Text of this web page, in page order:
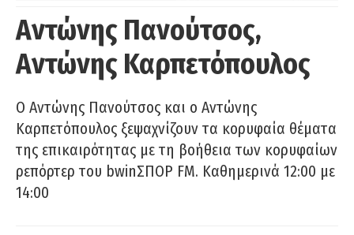
Αντώνης Πανούτσος,
Αντώνης Καρπετόπουλος
Ο Αντώνης Πανούτσος και ο Αντώνης
Καρπετόπουλος ξεψαχνίζουν τα κορυφαία θέματα
της επικαιρότητας με τη βοήθεια των κορυφαίων
ρεπόρτερ του bwinΣΠΟΡ FM. Καθημερινά 12:00 με
14:00